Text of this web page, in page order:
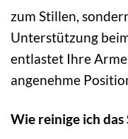
zum Stillen,
Unterstützung
entlastet Ihre
angenehme
Wie reinige ich das